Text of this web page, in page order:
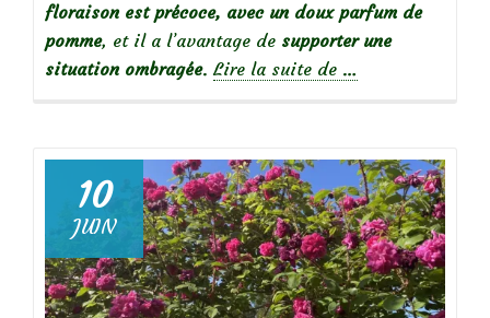
floraison est précoce, avec un doux parfum de
pomme, et il a l’avantage de supporter une
situation ombragée. Lire la suite de à
Focus
sur
le
rosier
Breeze
…
10
JUIN